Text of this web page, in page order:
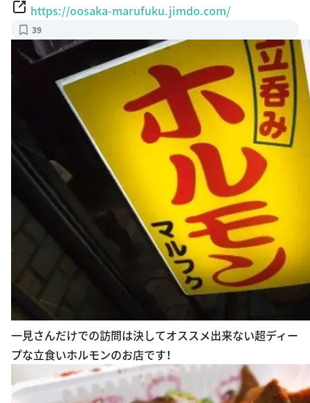
https://oosaka-marufuku.jimdo.com/
39
一見さんだけでの訪問は決してオススメ出来ない超ディー
プな立食いホルモンのお店です！